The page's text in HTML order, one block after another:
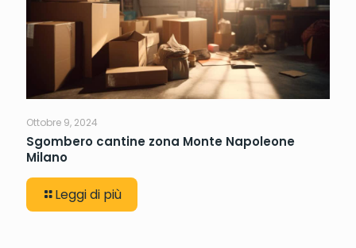
Ottobre 9, 2024
Sgombero cantine zona Monte Napoleone
Milano
Leggi di più